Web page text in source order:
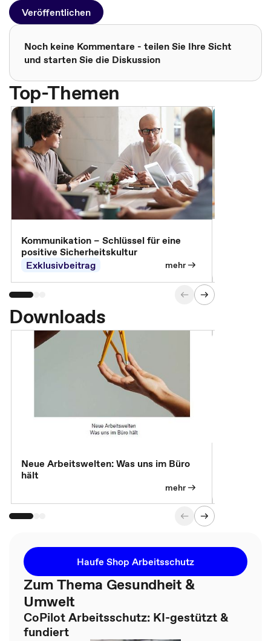
Veröffentlichen
Noch keine Kommentare - teilen Sie Ihre Sicht
und starten Sie die Diskussion
Top-Themen
Kommunikation – Schlüssel für eine
positive Sicherheitskultur
Exklusivbeitrag
mehr
Downloads
Neue Arbeitswelten: Was uns im Büro
hält
mehr
Haufe Shop Arbeitsschutz
Zum Thema Gesundheit &
Umwelt
CoPilot Arbeitsschutz: KI-gestützt &
fundiert